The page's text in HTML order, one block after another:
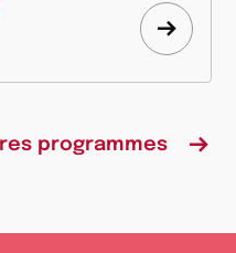
programmes